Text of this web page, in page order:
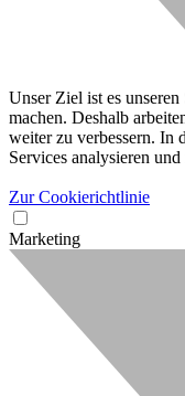
Unser Ziel ist es
machen. Deshalb
weiter zu verbessern. In
Services analysieren
Zur Cookierichtlinie
Marketing